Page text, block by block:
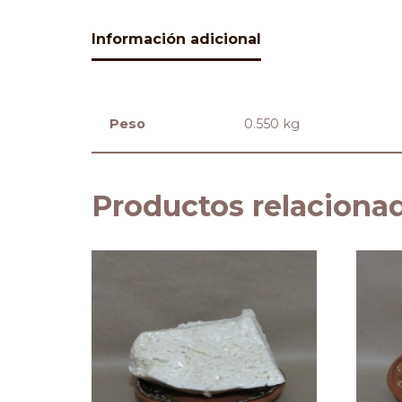
Información adicional
Peso 0.550 kg
Productos